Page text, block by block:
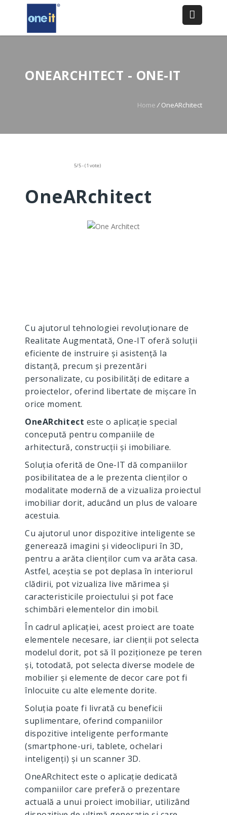
ONEARCHITECT - ONE-IT
Home / OneARchitect
5/5 - (1 vote)
OneARchitect
Cu ajutorul tehnologiei revoluționare de
Realitate Augmentată, One-IT oferă soluții
eficiente de instruire și asistență la
distanță, precum și prezentări
personalizate, cu posibilități de editare a
proiectelor, oferind libertate de mișcare în
orice moment.
OneARchitect este o aplicație special
concepută pentru companiile de
arhitectură, construcții și imobiliare.
Soluția oferită de One-IT dă companiilor
posibilitatea de a le prezenta clienților o
modalitate modernă de a vizualiza proiectul
imobiliar dorit, aducând un plus de valoare
acestuia.
Cu ajutorul unor dispozitive inteligente se
generează imagini și videoclipuri în 3D,
pentru a arăta clienților cum va arăta casa.
Astfel, aceștia se pot deplasa în interiorul
clădirii, pot vizualiza live mărimea și
caracteristicile proiectului și pot face
schimbări elementelor din imobil.
În cadrul aplicației, acest proiect are toate
elementele necesare, iar clienții pot selecta
modelul dorit, pot să îl poziționeze pe teren
și, totodată, pot selecta diverse modele de
mobilier și elemente de decor care pot fi
înlocuite cu alte elemente dorite.
Soluția poate fi livrată cu beneficii
suplimentare, oferind companiilor
dispozitive inteligente performante
(smartphone-uri, tablete, ochelari
inteligenți) și un scanner 3D.
OneARchitect este o aplicație dedicată
companiilor care preferă o prezentare
actuală a unui proiect imobiliar, utilizând